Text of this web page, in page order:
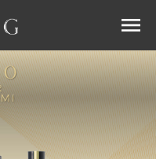
menu